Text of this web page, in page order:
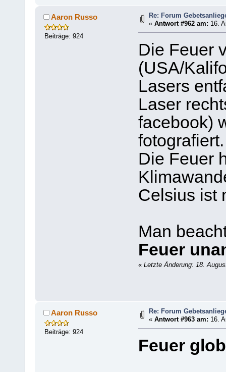
Aaron Russo
Beiträge: 924
Re: Forum
«Antwort #962 am: 16.
Die Feuer
(USA/
Lasers
Laser
facebook)
fotografiert.
Die Feuer
Celsius ist
Man
Feuer
« Letzte Änderung: 18.
Aaron Russo
Beiträge: 924
Re: Forum
«Antwort #963 am: 16.
Feuer